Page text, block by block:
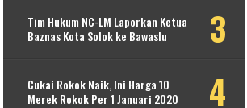
Tim Hukum NC-LM Laporkan Ketua
Baznas Kota Solok ke Bawaslu
Cukai Rokok Naik, Ini Harga 10
Merek Rokok Per 1 Januari 2020